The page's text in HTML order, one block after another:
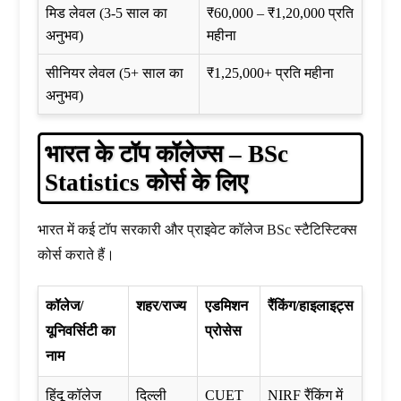
मिड लेवल (3-5 साल का
अनुभव)
₹60,000 – ₹1,20,000 प्रति
महीना
सीनियर लेवल (5+ साल का
अनुभव)
₹1,25,000+ प्रति महीना
भारत के टॉप कॉलेज्स – BSc
Statistics कोर्स के लिए
भारत में कई टॉप सरकारी और प्राइवेट कॉलेज BSc स्टैटिस्टिक्स
कोर्स कराते हैं।
कॉलेज/
यूनिवर्सिटी का
नाम
शहर/राज्य
एडमिशन
प्रोसेस
रैंकिंग/हाइलाइट्स
हिंदू कॉलेज दिल्ली CUET NIRF रैंकिंग में